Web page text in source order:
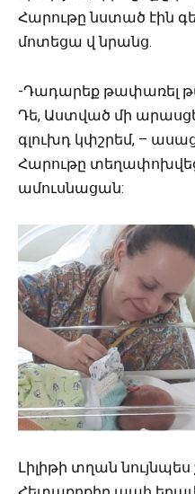
Հարութը նստած էին
մոտեցա վ նրանց.
-Դադարեք թափառել
Դե, Աստված մի
գլուխդ կփշրեմ, –
Հարութը
ամուսնացան:
Լիլիթի տղան